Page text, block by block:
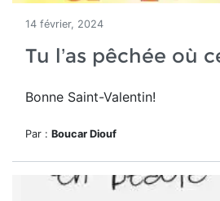
14 février, 2024
Tu l’as pêchée où
Bonne Saint-Valentin!
Par : Boucar Diouf